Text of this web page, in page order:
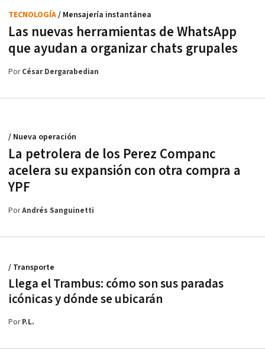
Las nuevas herramientas de WhatsApp
que ayudan a organizar chats grupales
TECNOLOGÍA/ Mensajería instantánea
PorCésar Dergarabedian
La petrolera de los Perez Companc
acelera su expansión con otra compra a
YPF
/ Nueva operación
PorAndrés Sanguinetti
Llega el Trambus: cómo son sus paradas
icónicas y dónde se ubicarán
/ Transporte
PorP.L.